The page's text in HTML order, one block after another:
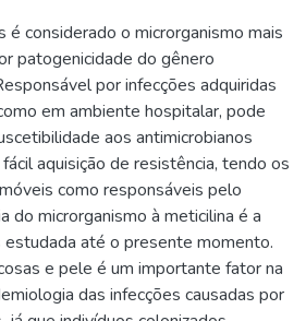
é considerado o microrganismo mais
patogenicidade do gênero
por infecções adquiridas
em ambiente hospitalar, pode
aos antimicrobianos
aquisição de resistência, tendo os
como responsáveis pelo
do microrganismo à meticilina é a
estudada até o presente momento.
e pele é um importante fator na
das infecções causadas por